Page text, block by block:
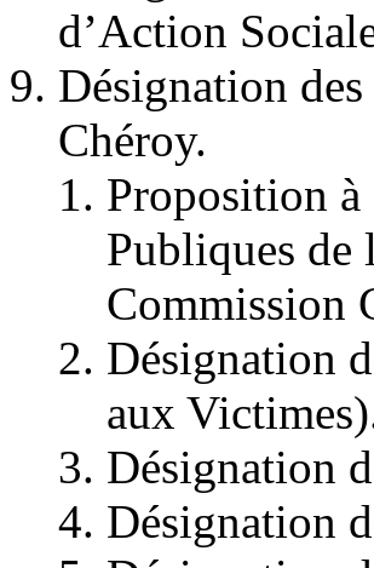
d’Action
Désignation
Chéroy.
Proposition à
Publiques de
Commission
Désignation
aux
Désignation
Désignation